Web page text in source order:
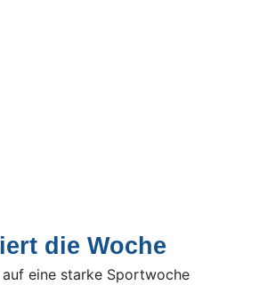
die Woche
auf eine starke Sportwoche